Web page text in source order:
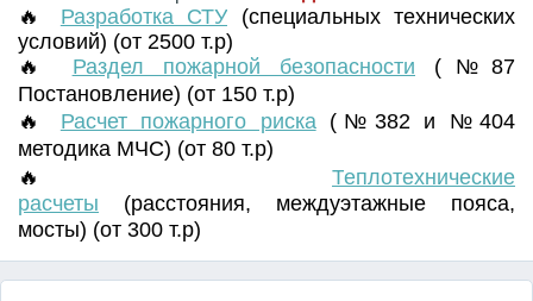
🔥 Разработка СТУ (специальных технических
условий) (от 2500 т.р)
🔥 Раздел пожарной безопасности (№87
Постановление) (от 150 т.р)
🔥 Расчет пожарного риска(№382 и №404
методика МЧС) (от 80 т.р)
🔥 Теплотехнические
расчеты (расстояния, междуэтажные пояса,
мосты) (от 300 т.р)